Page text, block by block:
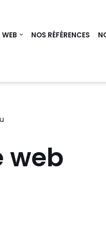
WEB NOS RÉFÉRENCES
web